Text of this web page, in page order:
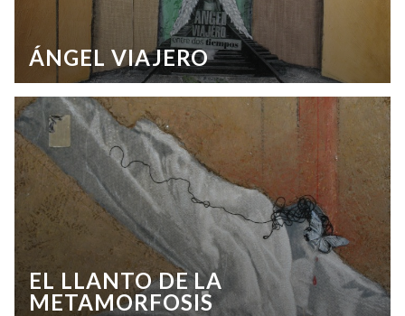
ÁNGEL VIAJERO
EL LLANTO DE LA
METAMORFOSIS